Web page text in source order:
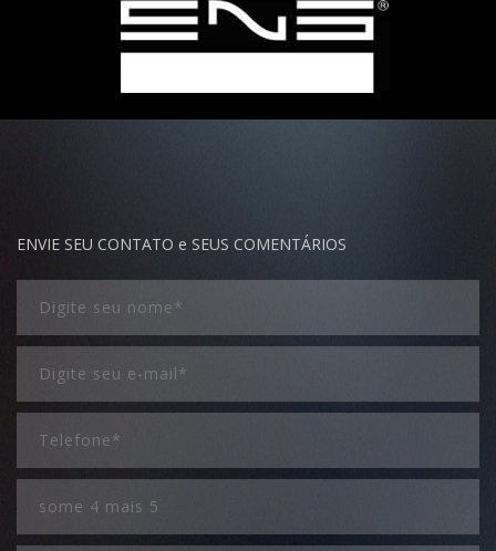
ENVIE SEU CONTATO e SEUS COMENTÁRIOS